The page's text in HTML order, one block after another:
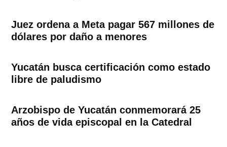
Juez ordena a Meta pagar 567 millones de
dólares por daño a menores
Yucatán busca certificación como estado
libre de paludismo
Arzobispo de Yucatán conmemorará 25
años de vida episcopal en la Catedral